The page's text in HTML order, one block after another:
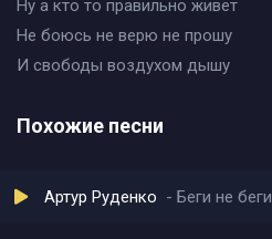
Ну а кто то правильно живёт
Не боюсь не верю не прошу
И свободы воздухом дышу
Похожие песни
Артур Руденко Беги не беги